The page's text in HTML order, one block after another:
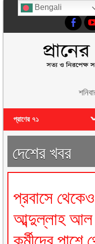
প্রাণের ৭১
দেশের খবর
প্রবাসে
আব্দুল্লাহ আল
কর্মীদের
Bengali